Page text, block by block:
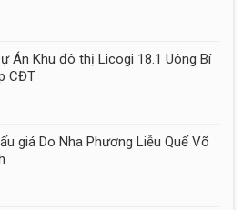
Án Khu đô thị Licogi 18.1 Uông Bí
CĐT
giá Do Nha Phương Liễu Quế Võ